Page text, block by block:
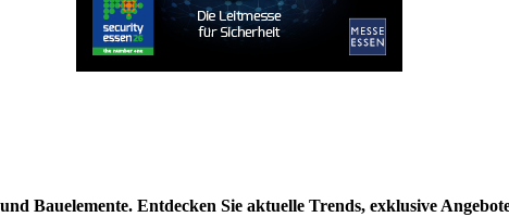
Bauelemente. Entdecken Sie aktuelle Trends, exklusive